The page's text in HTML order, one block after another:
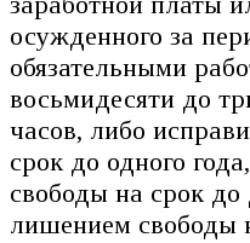
осужденного за
обязательными
восьмидесяти до
часов, либо
срок до одного
свободы на срок до
лишением свободы